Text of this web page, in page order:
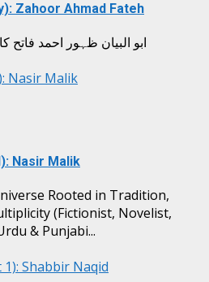
Zahoor Ahmad Fateh
ابو البیان ظہور احمد
Nasir Malik
Nasir Malik
Rooted in Tradition,
(Fictionist, Novelist,
& Punjabi...
Shabbir Naqid